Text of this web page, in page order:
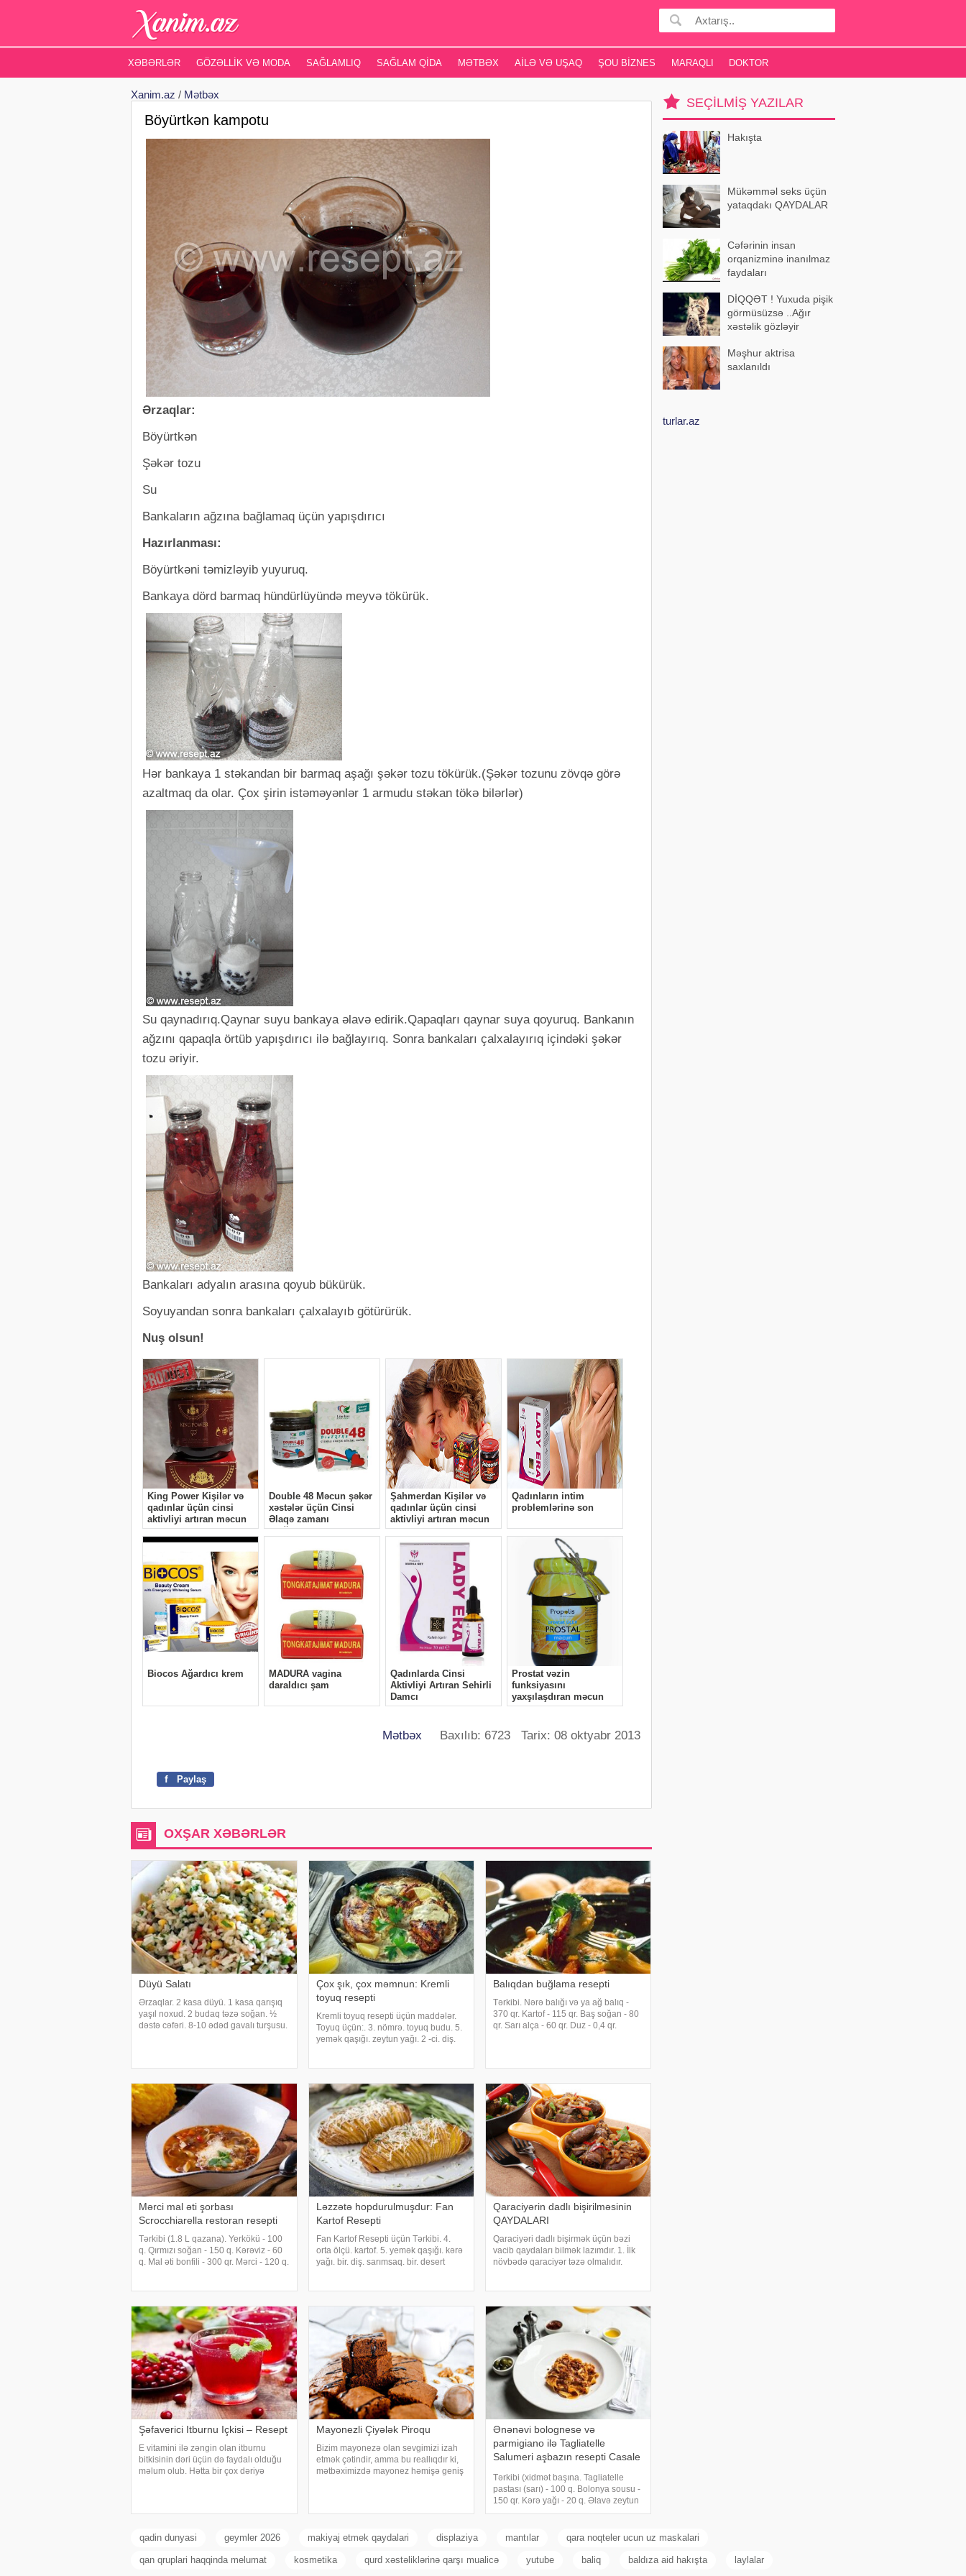
XƏBƏRLƏR GÖZƏLLIK VƏ MODA SAĞLAMLIQ SAĞLAM QIDA MƏTBƏX AILƏ VƏ UŞAQ ŞOU BIZNES MARAQLI DOKTOR
Xanim.az / Mətbəx
Böyürtkən kampotu
Ərzaqlar:
Böyürtkən
Şəkər tozu
Su
Bankaların ağzına bağlamaq üçün yapışdırıcı
Hazırlanması:
Böyürtkəni təmizləyib yuyuruq.
Bankaya dörd barmaq hündürlüyündə meyvə tökürük.
Hər bankaya 1 stəkandan bir barmaq aşağı şəkər tozu tökürük.(Şəkər tozunu zövqə görə
azaltmaq da olar. Çox şirin istəməyənlər 1 armudu stəkan tökə bilərlər)
Su qaynadırıq.Qaynar suyu bankaya əlavə edirik.Qapaqları qaynar suya qoyuruq. Bankanın
ağzını qapaqla örtüb yapışdırıcı ilə bağlayırıq. Sonra bankaları çalxalayırıq içindəki şəkər
tozu əriyir.
Bankaları adyalın arasına qoyub bükürük.
Soyuyandan sonra bankaları çalxalayıb götürürük.
Nuş olsun!
Mətbəx Baxılıb: 6723 Tarix: 08 oktyabr 2013
f Paylaş
OXŞAR XƏBƏRLƏR
Düyü Salatı
Ərzaqlar. 2 kasa düyü. 1 kasa qarışıq
yaşıl noxud. 2 budaq təzə soğan. ½
dəstə cəfəri. 8-10 ədəd gavalı turşusu.
Çox şık, çox məmnun: Kremli
toyuq resepti
Kremli toyuq resepti üçün maddələr.
Toyuq üçün:. 3. nömrə. toyuq budu. 5.
yemək qaşığı. zeytun yağı. 2 -ci. diş.
Balıqdan buğlama resepti
Tərkibi. Nərə balığı və ya ağ balıq -
370 qr. Kartof - 115 qr. Baş soğan - 80
qr. Sarı alça - 60 qr. Duz - 0,4 qr.
Mərci mal əti şorbası
Scrocchiarella restoran resepti
Tərkibi (1.8 L qazana). Yerkökü - 100
q. Qırmızı soğan - 150 q. Kərəviz - 60
q. Mal əti bonfili - 300 qr. Mərci - 120 q.
Ləzzətə hopdurulmuşdur: Fan
Kartof Resepti
Fan Kartof Resepti üçün Tərkibi. 4.
orta ölçü. kartof. 5. yemək qaşığı. kərə
yağı. bir. diş. sarımsaq. bir. desert
Qaraciyərin dadlı bişirilməsinin
QAYDALARI
Qaraciyəri dadlı bişirmək üçün bəzi
vacib qaydaları bilmək lazımdır. 1. İlk
növbədə qaraciyər təzə olmalıdır.
Şəfaverici Itburnu Içkisi – Resept
E vitamini ilə zəngin olan itburnu
bitkisinin dəri üçün də faydalı olduğu
məlum olub. Hətta bir çox dəriyə
Mayonezli Çiyələk Piroqu
Bizim mayonezə olan sevgimizi izah
etmək çətindir, amma bu reallıqdır ki,
mətbəximizdə mayonez həmişə geniş
Ənənəvi bolognese və
parmigiano ilə Tagliatelle
Salumeri aşbazın resepti Casale
Tərkibi (xidmət başına. Tagliatelle
pastası (sarı) - 100 q. Bolonya sousu -
150 qr. Kərə yağı - 20 q. Əlavə zeytun
yağı - 10 q. Parmesan pendir - 10 q.
qarğıdalı - 1 q. Toyuq suyu - 150 ml
SEÇILMIŞ YAZILAR
Hakışta
Mükəmməl seks üçün
yataqdakı QAYDALAR
Cəfərinin insan
orqanizminə inanılmaz
faydaları
DİQQƏT ! Yuxuda pişik
görmüsüzsə ..Ağır
xəstəlik gözləyir
Məşhur aktrisa
saxlanıldı
turlar.az
qadin dunyasi geymler 2026 makiyaj etmek qaydalari displaziya mantılar qara noqteler ucun uz maskalari
qan qruplari haqqinda melumat kosmetika qurd xəstəliklərinə qarşı mualicə yutube baliq baldıza aid hakışta laylalar